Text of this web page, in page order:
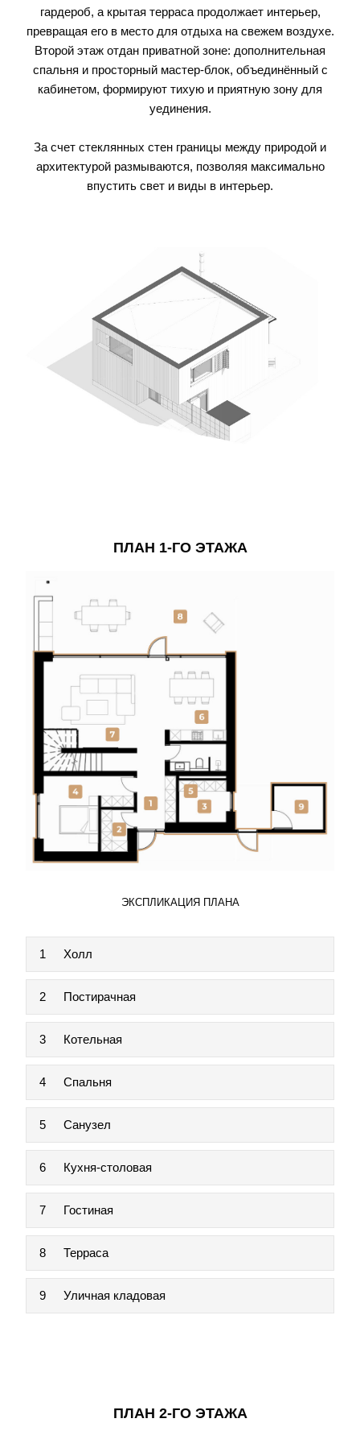
гардероб, а крытая терраса продолжает интерьер,
превращая его в место для отдыха на свежем воздухе.
Второй этаж отдан приватной зоне: дополнительная
спальня и просторный мастер-блок, объединённый с
кабинетом, формируют тихую и приятную зону для
уединения.
За счет стеклянных стен границы между природой и
архитектурой размываются, позволяя максимально
впустить свет и виды в интерьер.
ПЛАН 1-ГО ЭТАЖА
ЭКСПЛИКАЦИЯ ПЛАНА
1 Холл
2 Постирачная
3 Котельная
4 Спальня
5 Санузел
6 Кухня-столовая
7 Гостиная
8 Терраса
9 Уличная кладовая
ПЛАН 2-ГО ЭТАЖА